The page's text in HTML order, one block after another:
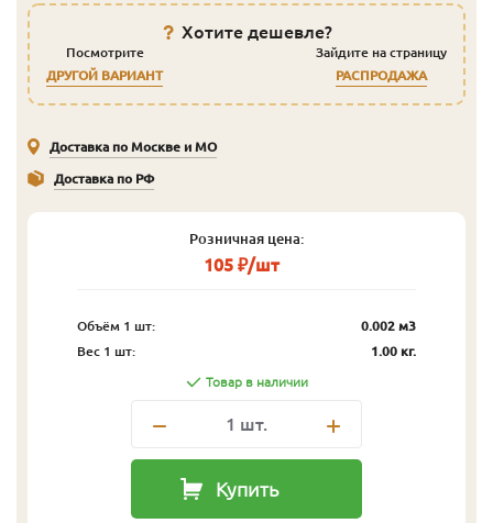
Хотите дешевле?
Посмотрите
ДРУГОЙ ВАРИАНТ
Зайдите на страницу
РАСПРОДАЖА
Доставка по Москве и МО
Доставка по РФ
Розничная цена:
105 ₽/шт
Объём 1 шт:
0.002 м3
Вес 1 шт:
1.00 кг.
Товар в наличии
1 шт.
Купить